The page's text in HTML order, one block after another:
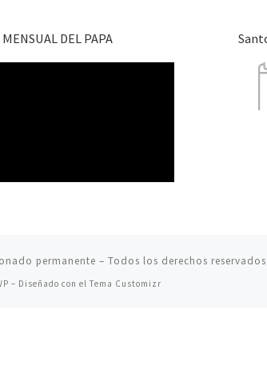
DEL PAPA
permanente – Todos los derechos reservados
– Diseñado con el Tema Customizr